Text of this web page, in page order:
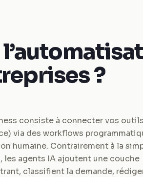
?
consiste à connecter vos
via des workflows
humaine. Contrairement à la
les agents IA ajoutent une couche
classifient la demande,